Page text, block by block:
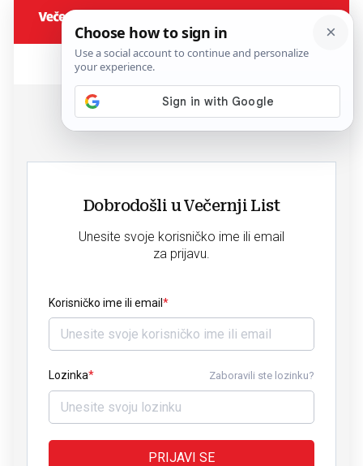
Dobrodošli u Večernji List
Unesite svoje korisničko ime ili email
za prijavu.
Korisničko ime ili email
Lozinka Zaboravili ste lozinku?
PRIJAVI SE